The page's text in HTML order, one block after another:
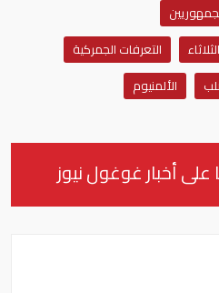
التعرفات الجمركية
الألمنيوم
على أخبار غوغول نيوز